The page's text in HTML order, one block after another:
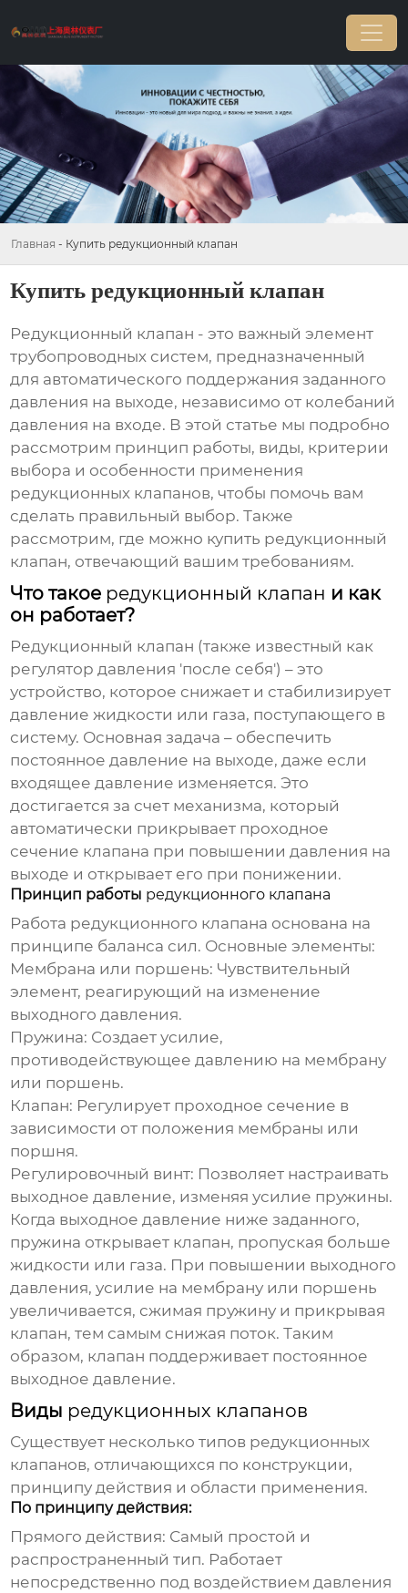
Главная - Купить редукционный клапан
Купить редукционный клапан
Редукционный клапан - это важный элемент
трубопроводных систем, предназначенный
для автоматического поддержания заданного
давления на выходе, независимо от колебаний
давления на входе. В этой статье мы подробно
рассмотрим принцип работы, виды, критерии
выбора и особенности применения
редукционных клапанов, чтобы помочь вам
сделать правильный выбор. Также
рассмотрим, где можно купить редукционный
клапан, отвечающий вашим требованиям.
Что такое редукционный клапан и как
он работает?
Редукционный клапан (также известный как
регулятор давления 'после себя') – это
устройство, которое снижает и стабилизирует
давление жидкости или газа, поступающего в
систему. Основная задача – обеспечить
постоянное давление на выходе, даже если
входящее давление изменяется. Это
достигается за счет механизма, который
автоматически прикрывает проходное
сечение клапана при повышении давления на
выходе и открывает его при понижении.
Принцип работы редукционного клапана
Работа редукционного клапана основана на
принципе баланса сил. Основные элементы:
Мембрана или поршень: Чувствительный
элемент, реагирующий на изменение
выходного давления.
Пружина: Создает усилие,
противодействующее давлению на мембрану
или поршень.
Клапан: Регулирует проходное сечение в
зависимости от положения мембраны или
поршня.
Регулировочный винт: Позволяет настраивать
выходное давление, изменяя усилие пружины.
Когда выходное давление ниже заданного,
пружина открывает клапан, пропуская больше
жидкости или газа. При повышении выходного
давления, усилие на мембрану или поршень
увеличивается, сжимая пружину и прикрывая
клапан, тем самым снижая поток. Таким
образом, клапан поддерживает постоянное
выходное давление.
Виды редукционных клапанов
Существует несколько типов редукционных
клапанов, отличающихся по конструкции,
принципу действия и области применения.
По принципу действия:
Прямого действия: Самый простой и
распространенный тип. Работает
непосредственно под воздействием давления